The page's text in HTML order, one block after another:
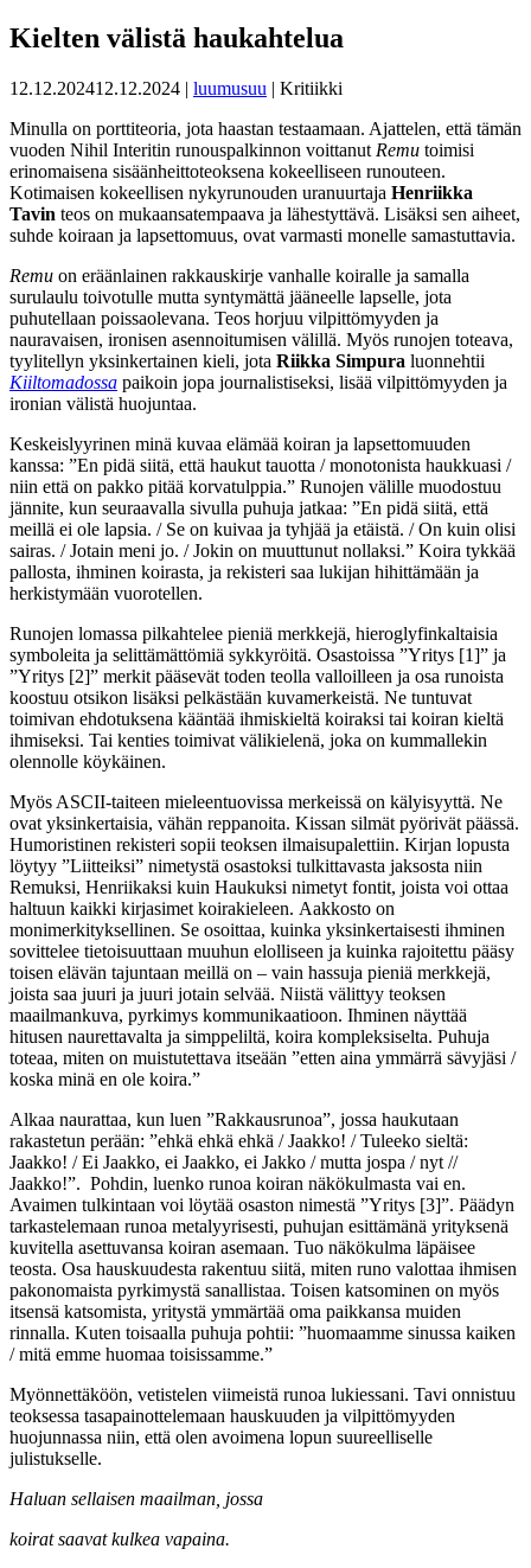
Kielten välistä haukahtelua
12.12.202412.12.2024 | luumusuu | Kritiikki
Minulla on porttiteoria, jota haastan testaamaan. Ajattelen, että tämän
vuoden Nihil Interitin runouspalkinnon voittanut Remu toimisi
erinomaisena sisäänheittoteoksena kokeelliseen runouteen.
Kotimaisen kokeellisen nykyrunouden uranuurtaja Henriikka
Tavin teos on mukaansatempaava ja lähestyttävä. Lisäksi sen aiheet,
suhde koiraan ja lapsettomuus, ovat varmasti monelle samastuttavia.
Remu on eräänlainen rakkauskirje vanhalle koiralle ja samalla
surulaulu toivotulle mutta syntymättä jääneelle lapselle, jota
puhutellaan poissaolevana. Teos horjuu vilpittömyyden ja
nauravaisen, ironisen asennoitumisen välillä. Myös runojen toteava,
tyylitellyn yksinkertainen kieli, jota Riikka Simpura luonnehtii
Kiiltomadossa paikoin jopa journalistiseksi, lisää vilpittömyyden ja
ironian välistä huojuntaa.
Keskeislyyrinen minä kuvaa elämää koiran ja lapsettomuuden
kanssa: ”En pidä siitä, että haukut tauotta / monotonista haukkuasi /
niin että on pakko pitää korvatulppia.” Runojen välille muodostuu
jännite, kun seuraavalla sivulla puhuja jatkaa: ”En pidä siitä, että
meillä ei ole lapsia. / Se on kuivaa ja tyhjää ja etäistä. / On kuin olisi
sairas. / Jotain meni jo. / Jokin on muuttunut nollaksi.” Koira tykkää
pallosta, ihminen koirasta, ja rekisteri saa lukijan hihittämään ja
herkistymään vuorotellen.
Runojen lomassa pilkahtelee pieniä merkkejä, hieroglyfinkaltaisia
symboleita ja selittämättömiä sykkyröitä. Osastoissa ”Yritys [1]” ja
”Yritys [2]” merkit pääsevät toden teolla valloilleen ja osa runoista
koostuu otsikon lisäksi pelkästään kuvamerkeistä. Ne tuntuvat
toimivan ehdotuksena kääntää ihmiskieltä koiraksi tai koiran kieltä
ihmiseksi. Tai kenties toimivat välikielenä, joka on kummallekin
olennolle köykäinen.
Myös ASCII-taiteen mieleentuovissa merkeissä on kälyisyyttä. Ne
ovat yksinkertaisia, vähän reppanoita. Kissan silmät pyörivät päässä.
Humoristinen rekisteri sopii teoksen ilmaisupalettiin. Kirjan lopusta
löytyy ”Liitteiksi” nimetystä osastoksi tulkittavasta jaksosta niin
Remuksi, Henriikaksi kuin Haukuksi nimetyt fontit, joista voi ottaa
haltuun kaikki kirjasimet koirakieleen. Aakkosto on
monimerkityksellinen. Se osoittaa, kuinka yksinkertaisesti ihminen
sovittelee tietoisuuttaan muuhun elolliseen ja kuinka rajoitettu pääsy
toisen elävän tajuntaan meillä on – vain hassuja pieniä merkkejä,
joista saa juuri ja juuri jotain selvää. Niistä välittyy teoksen
maailmankuva, pyrkimys kommunikaatioon. Ihminen näyttää
hitusen naurettavalta ja simppeliltä, koira kompleksiselta. Puhuja
toteaa, miten on muistutettava itseään ”etten aina ymmärrä sävyjäsi /
koska minä en ole koira.”
Alkaa naurattaa, kun luen ”Rakkausrunoa”, jossa haukutaan
rakastetun perään: ”ehkä ehkä ehkä / Jaakko! / Tuleeko sieltä:
Jaakko! / Ei Jaakko, ei Jaakko, ei Jakko / mutta jospa / nyt //
Jaakko!”. Pohdin, luenko runoa koiran näkökulmasta vai en.
Avaimen tulkintaan voi löytää osaston nimestä ”Yritys [3]”. Päädyn
tarkastelemaan runoa metalyyrisesti, puhujan esittämänä yrityksenä
kuvitella asettuvansa koiran asemaan. Tuo näkökulma läpäisee
teosta. Osa hauskuudesta rakentuu siitä, miten runo valottaa ihmisen
pakonomaista pyrkimystä sanallistaa. Toisen katsominen on myös
itsensä katsomista, yritystä ymmärtää oma paikkansa muiden
rinnalla. Kuten toisaalla puhuja pohtii: ”huomaamme sinussa kaiken
/ mitä emme huomaa toisissamme.”
Myönnettäköön, vetistelen viimeistä runoa lukiessani. Tavi onnistuu
teoksessa tasapainottelemaan hauskuuden ja vilpittömyyden
huojunnassa niin, että olen avoimena lopun suureelliselle
julistukselle.
Haluan sellaisen maailman, jossa
koirat saavat kulkea vapaina.